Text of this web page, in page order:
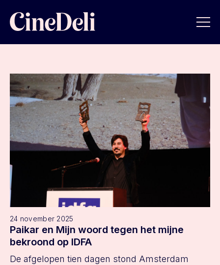
24 november 2025
Paikar en Mijn woord tegen het mijne
bekroond op IDFA
De afgelopen tien dagen stond Amsterdam